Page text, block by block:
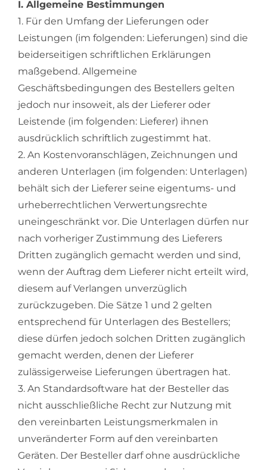
I. Allgemeine Bestimmungen
1. Für den Umfang der Lieferungen oder
Leistungen (im folgenden: Lieferungen) sind die
beiderseitigen schriftlichen Erklärungen
maßgebend. Allgemeine
Geschäftsbedingungen des Bestellers gelten
jedoch nur insoweit, als der Lieferer oder
Leistende (im folgenden: Lieferer) ihnen
ausdrücklich schriftlich zugestimmt hat.
2. An Kostenvoranschlägen, Zeichnungen und
anderen Unterlagen (im folgenden: Unterlagen)
behält sich der Lieferer seine eigentums- und
urheberrechtlichen Verwertungsrechte
uneingeschränkt vor. Die Unterlagen dürfen nur
nach vorheriger Zustimmung des Lieferers
Dritten zugänglich gemacht werden und sind,
wenn der Auftrag dem Lieferer nicht erteilt wird,
diesem auf Verlangen unverzüglich
zurückzugeben. Die Sätze 1 und 2 gelten
entsprechend für Unterlagen des Bestellers;
diese dürfen jedoch solchen Dritten zugänglich
gemacht werden, denen der Lieferer
zulässigerweise Lieferungen übertragen hat.
3. An Standardsoftware hat der Besteller das
nicht ausschließliche Recht zur Nutzung mit
den vereinbarten Leistungsmerkmalen in
unveränderter Form auf den vereinbarten
Geräten. Der Besteller darf ohne ausdrückliche